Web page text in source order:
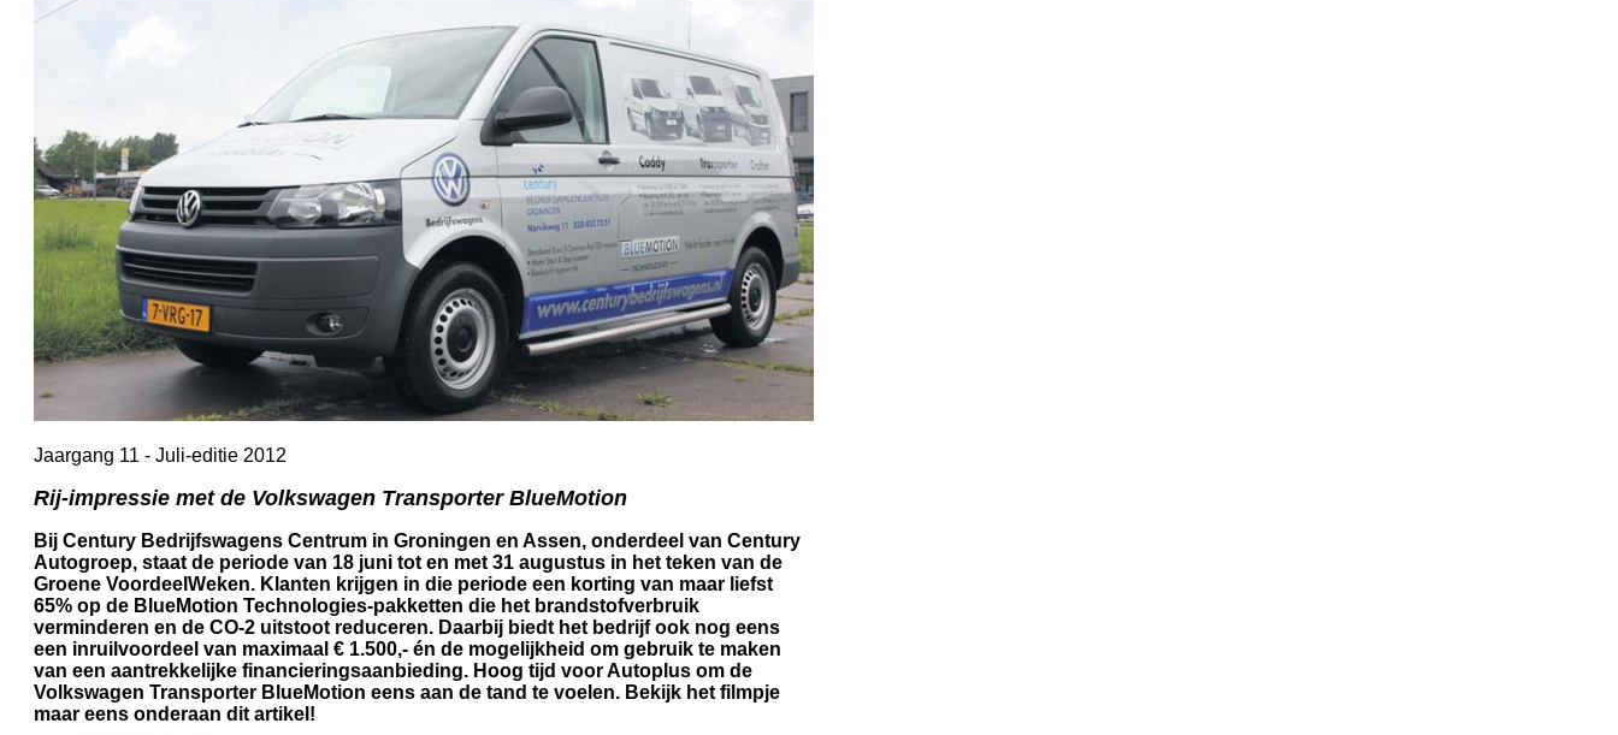
Jaargang 11 - Juli-editie 2012
Rij-impressie met de Volkswagen Transporter BlueMotion
Bij Century Bedrijfswagens Centrum in Groningen en Assen, onderdeel van Century
Autogroep, staat de periode van 18 juni tot en met 31 augustus in het teken van de
Groene VoordeelWeken. Klanten krijgen in die periode een korting van maar liefst
65% op de BlueMotion Technologies-pakketten die het brandstofverbruik
verminderen en de CO-2 uitstoot reduceren. Daarbij biedt het bedrijf ook nog eens
een inruilvoordeel van maximaal € 1.500,- én de mogelijkheid om gebruik te maken
van een aantrekkelijke financieringsaanbieding. Hoog tijd voor Autoplus om de
Volkswagen Transporter BlueMotion eens aan de tand te voelen. Bekijk het filmpje
maar eens onderaan dit artikel!